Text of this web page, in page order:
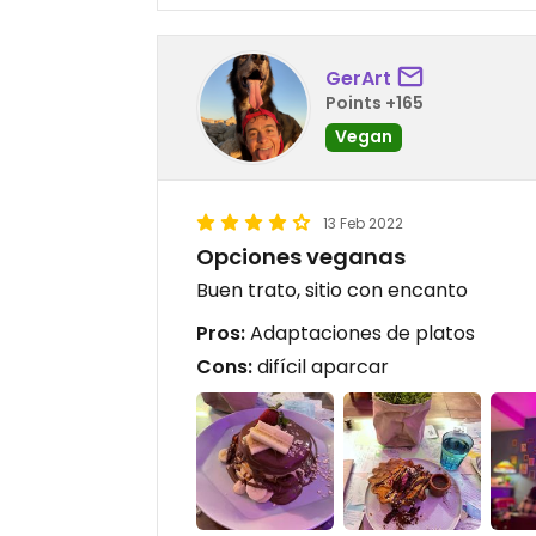
GerArt
Points +165
Vegan
13 Feb 2022
Opciones veganas
Buen trato, sitio con encanto
Pros:Adaptaciones de platos
Cons:difícil aparcar